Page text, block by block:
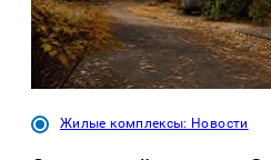
Жилые комплексы: Новости